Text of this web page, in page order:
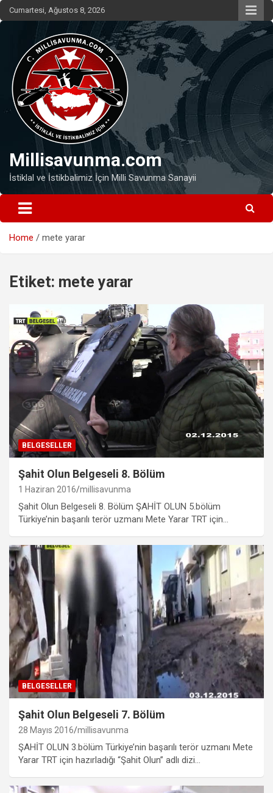
Skip
to
Cumartesi, Ağustos 8, 2026
Millisavunma.com
İstiklal ve İstikbalimiz İçin Milli Savunma Sanayii
Home mete yarar
Etiket: mete yarar
BELGESELLER
Şahit Olun Belgeseli 8. Bölüm
1 Haziran 2016 millisavunma
Şahit Olun Belgeseli 8. Bölüm ŞAHİT OLUN 5.bölüm
Türkiye’nin başarılı terör uzmanı Mete Yarar TRT için…
BELGESELLER
Şahit Olun Belgeseli 7. Bölüm
28 Mayıs 2016 millisavunma
ŞAHİT OLUN 3.bölüm Türkiye’nin başarılı terör uzmanı Mete
Yarar TRT için hazırladığı “Şahit Olun” adlı dizi…